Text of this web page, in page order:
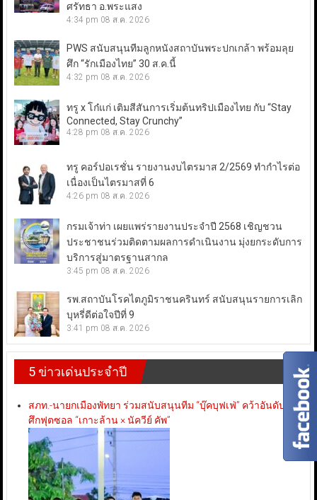
ศรัทธา อ.พระแสง
4:34 pm 08 ส.ค. 2026
PWS สนับสนุนทีมลูกหนังสถาบันพระปกเกล้า พร้อมลุย
ศึก “รักเมืองไทย” 30 ส.ค.นี้
4:32 pm 08 ส.ค. 2026
ทรู x โก๋แก่ เติมสีสันการเริ่มต้นทริปเมืองไทย กับ “Stay
Connected, Stay Crunchy”
4:28 pm 08 ส.ค. 2026
ทรู คอร์ปอเรชั่น รายงานงบไตรมาส 2/2569 ทำกำไรต่อ
เนื่องเป็นไตรมาสที่ 6
4:26 pm 08 ส.ค. 2026
กรมเจ้าท่า เผยแพร่รายงานประจำปี 2568 เชิญชวน
ประชาชนร่วมติดตามผลการดำเนินงาน มุ่งยกระดับการ
บริการสู่มาตรฐานสากล
3:45 pm 08 ส.ค. 2026
รพ.สถาบันโรคไตภูมิราชนครินทร์ สนับสนุนรายการเลิก
บุหรี่ดีต่อใจปีที่ 9
3:41 pm 08 ส.ค. 2026
5 ข่าวเด่นประจำปี
สภท.-นายกเมืองพัทยา ร่วมสนับสนุนทีม “บุ๊คบุฟเฟ่” คว้าอันดับ 3
ศึกฟุตซอล “เกาะล้าน × นัควีย์ คัพ”